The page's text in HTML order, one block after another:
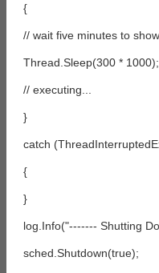
{
// wait five minutes to
Thread.Sleep(300 * 1000);
// executing...
}
catch
{
}
log.Info("------- Shutting
sched.Shutdown(true);